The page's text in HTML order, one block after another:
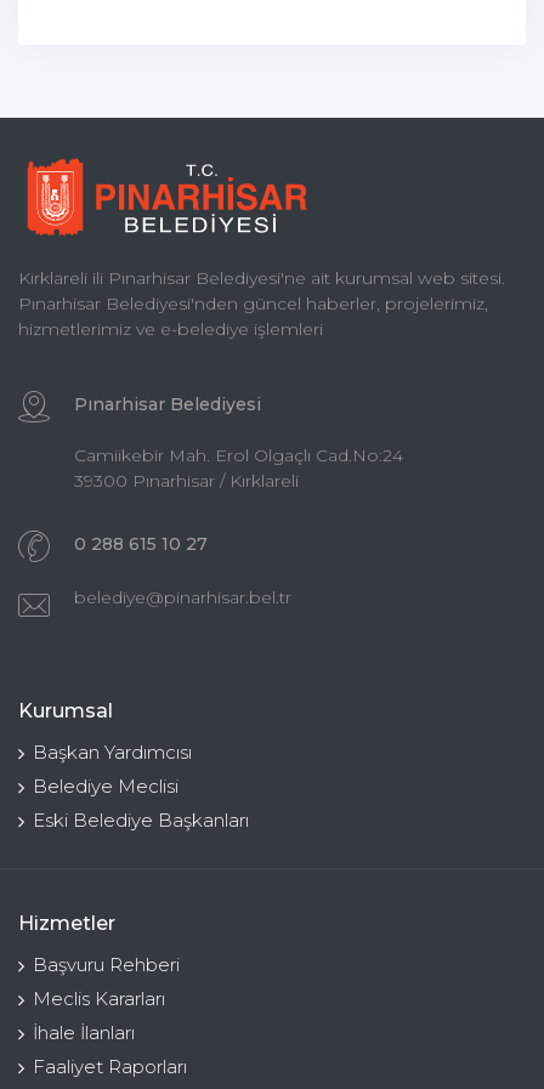
Kırklareli ili Pınarhisar Belediyesi'ne ait kurumsal web sitesi.
Pınarhisar Belediyesi'nden güncel haberler, projelerimiz,
hizmetlerimiz ve e-belediye işlemleri
Pınarhisar Belediyesi
Camiikebir Mah. Erol Olgaçlı Cad.No:24
39300 Pınarhisar / Kırklareli
0 288 615 10 27
belediye@pinarhisar.bel.tr
Kurumsal
Başkan Yardımcısı
Belediye Meclisi
Eski Belediye Başkanları
Hizmetler
Başvuru Rehberi
Meclis Kararları
İhale İlanları
Faaliyet Raporları